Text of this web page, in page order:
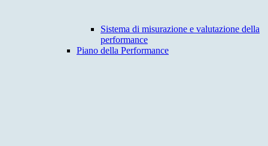
Sistema di misurazione e valutazione della
performance
Piano della Performance